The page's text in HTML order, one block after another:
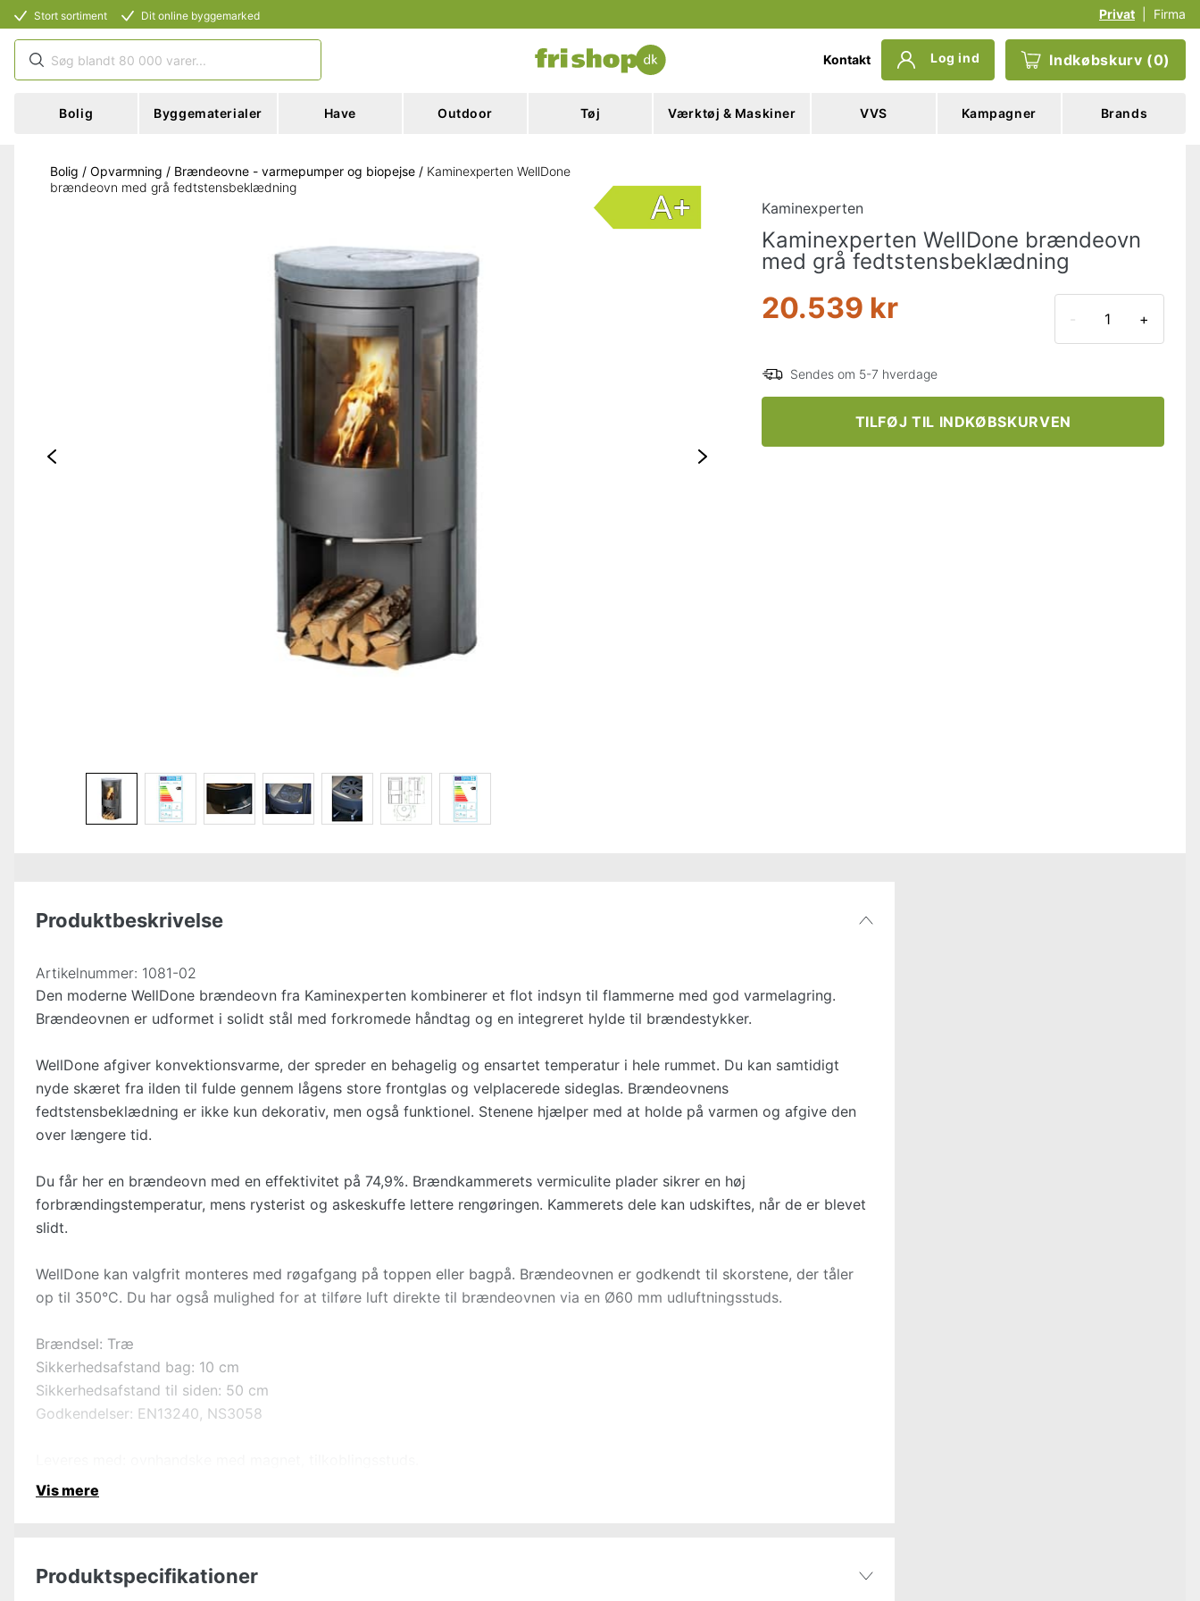
Stort sortiment Dit online byggemarked Privat Firma
Kontakt Log ind Indkøbskurv (0)
Bolig Byggematerialer Have Outdoor Tøj Værktøj & Maskiner VVS Kampagner Brands
Bolig / Opvarmning / Brændeovne - varmepumper og biopejse / Kaminexperten WellDone
brændeovn med grå fedtstensbeklædning
Kaminexperten
Kaminexperten WellDone brændeovn
med grå fedtstensbeklædning
20.539 kr +
Sendes om 5-7 hverdage
TILFØJ TIL INDKØBSKURVEN
Produktbeskrivelse
Artikelnummer: 1081-02
Den moderne WellDone brændeovn fra Kaminexperten kombinerer et flot indsyn til flammerne med god varmelagring.
Brændeovnen er udformet i solidt stål med forkromede håndtag og en integreret hylde til brændestykker.
WellDone afgiver konvektionsvarme, der spreder en behagelig og ensartet temperatur i hele rummet. Du kan samtidigt
nyde skæret fra ilden til fulde gennem lågens store frontglas og velplacerede sideglas. Brændeovnens
fedtstensbeklædning er ikke kun dekorativ, men også funktionel. Stenene hjælper med at holde på varmen og afgive den
over længere tid.
Du får her en brændeovn med en effektivitet på 74,9%. Brændkammerets vermiculite plader sikrer en høj
forbrændingstemperatur, mens rysterist og askeskuffe lettere rengøringen. Kammerets dele kan udskiftes, når de er blevet
slidt.
WellDone kan valgfrit monteres med røgafgang på toppen eller bagpå. Brændeovnen er godkendt til skorstene, der tåler
op til 350°C. Du har også mulighed for at tilføre luft direkte til brændeovnen via en Ø60 mm udluftningsstuds.
Brændsel: Træ
Sikkerhedsafstand bag: 10 cm
Sikkerhedsafstand til siden: 50 cm
Godkendelser: EN13240, NS3058
Vis mere
Produktspecifikationer